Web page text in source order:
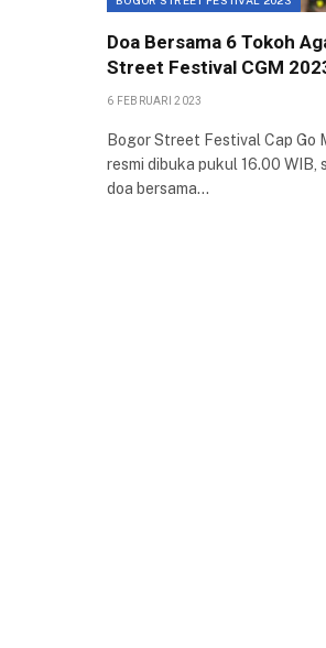
Doa Bersama 6 Tokoh
Street Festival CGM
6 FEBRUARI 2023
Bogor Street Festival Cap Go
resmi dibuka pukul 16.00 WIB,
doa bersama…